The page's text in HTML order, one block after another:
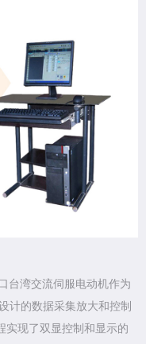
台湾交流伺服电动机作为
计的数据采集放大和控制
实现了双显控制和显示的